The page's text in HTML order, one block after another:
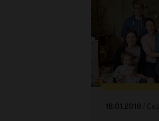
18.01.2018 /